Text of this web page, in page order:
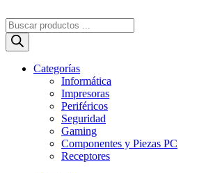
al
contenido
Búsqueda
de
productos
Categorías
Informática
Impresoras
Periféricos
Seguridad
Gaming
Componentes y Piezas PC
Receptores